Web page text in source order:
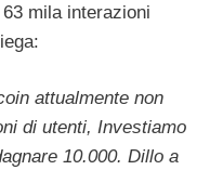
mila interazioni
attualmente non
di utenti, Investiamo
10.000. Dillo a